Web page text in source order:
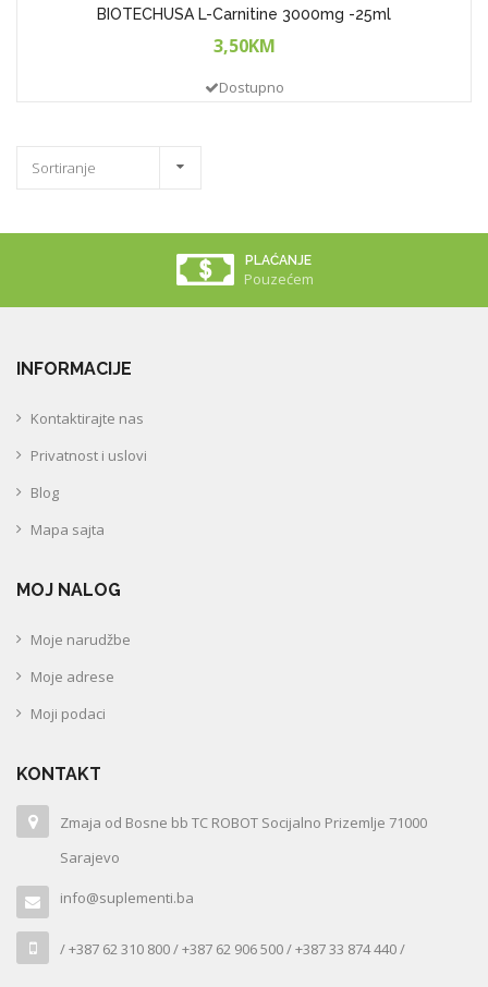
BIOTECHUSA L-Carnitine 3000mg -25ml
3,50KM
Dostupno
Sortiranje
INFORMACIJE
Kontaktirajte nas
Privatnost i uslovi
Blog
Mapa sajta
MOJ NALOG
Moje narudžbe
Moje adrese
Moji podaci
KONTAKT
Zmaja od Bosne bb TC ROBOT Socijalno Prizemlje 71000
Sarajevo
info@suplementi.ba
/ +387 62 310 800 / +387 62 906 500 / +387 33 874 440 /